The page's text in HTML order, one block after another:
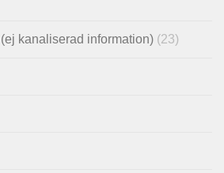
kanaliserad information) (23)